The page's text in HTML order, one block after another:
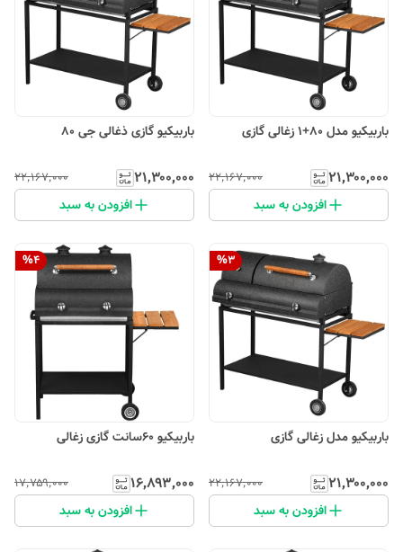
باربیکیو مدل 80+1 زغالی گازی
۲۱٬۳۰۰٬۰۰۰ ۲۲٬۱۶۷٬۰۰۰
افزودن به سبد
باربیکیو گازی ذغالی جی 80
۲۱٬۳۰۰٬۰۰۰ ۲۲٬۱۶۷٬۰۰۰
افزودن به سبد
%3
باربیکیو مدل زغالی گازی
۲۱٬۳۰۰٬۰۰۰ ۲۲٬۱۶۷٬۰۰۰
افزودن به سبد
%4
باربیکیو 60سانت گازی زغالی
۱۶٬۸۹۳٬۰۰۰ ۱۷٬۷۵۹٬۰۰۰
افزودن به سبد